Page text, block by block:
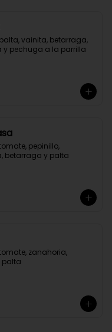
vainita, betarraga,
y pechuga a la parrilla
pepinillo,
betarraga y palta
zanahoria,
palta